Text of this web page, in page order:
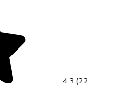
4.3 (22